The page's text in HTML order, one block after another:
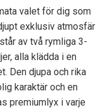
valet för dig som
exklusiv atmosfär
av två rymliga 3-
alla klädda i en
Den djupa och rika
karaktär och en
premiumlyx i varje